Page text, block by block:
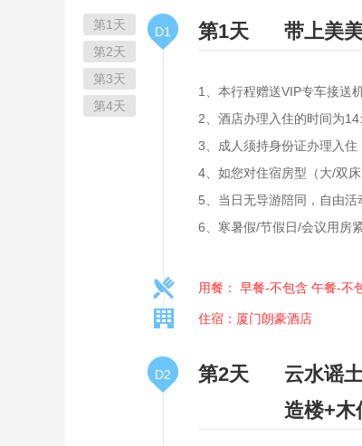
第1天
第2天
第3天
第4天
D1 第1天 带上美
1、本行程赠送VIP专车接送
2、酒店办理入住的时间为
3、成人须持身份证办理入住
4、如您对住宿房型（大/双
5、当日无导游陪同，自由
6、寒暑假/节假日/会议用房
用餐： 早餐-不包含 午餐-不
住宿：厦门朗豪酒店
D2 第2天
云水谣
造楼+木